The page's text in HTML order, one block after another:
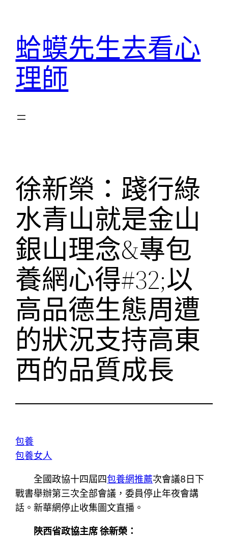
蛤蟆先生去看心
理師
徐新榮：踐行綠
水青山就是金山
銀山理念&專包
養網心得#32;以
高品德生態周遭
的狀況支持高東
西的品質成長
包養
包養女人
全國政協十四屆四包養網推薦次會議8日下
戰書舉辦第三次全部會議，委員停止年夜會講
話。新華網停止收集圖文直播。
陜西省政協主席 徐新榮：